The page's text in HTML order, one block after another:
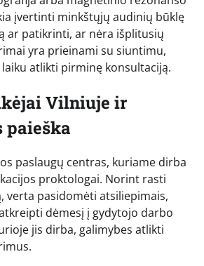
įvertinti minkštųjų audinių būklę
ar patikrinti, ar nėra išplitusių
yra prieinami su siuntimu,
atlikti pirminę konsultaciją.
Vilniuje ir
paieška
paslaugų centras, kuriame dirba
proktologai. Norint rasti
verta pasidomėti atsiliepimais,
dėmesį į gydytojo darbo
jis dirba, galimybes atlikti